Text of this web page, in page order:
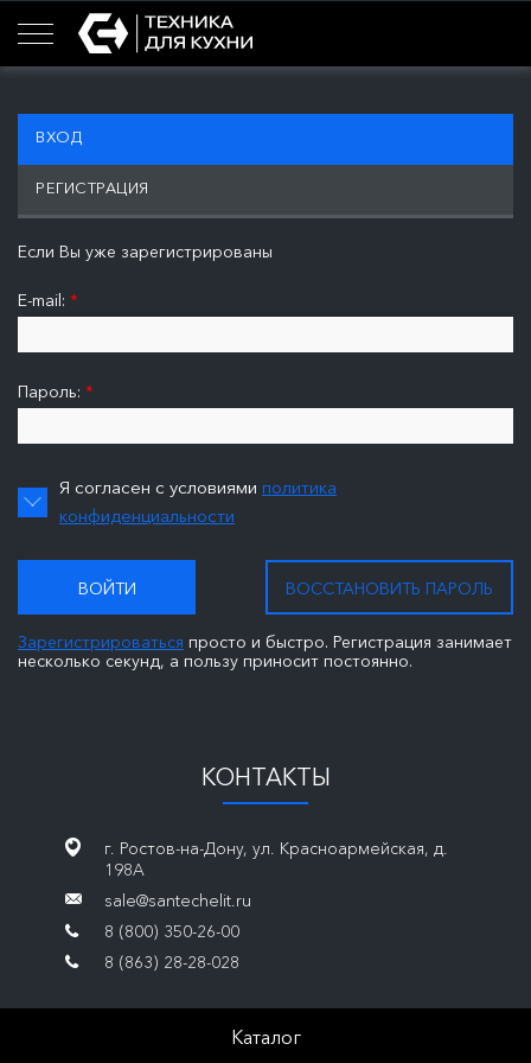
ВХОД
РЕГИСТРАЦИЯ
Если Вы уже зарегистрированы
E-mail: *
Пароль: *
Я согласен с условиями политика
конфиденциальности
ВОЙТИ ВОССТАНОВИТЬ ПАРОЛЬ
Зарегистрироваться просто и быстро. Регистрация занимает
несколько секунд, а пользу приносит постоянно.
КОНТАКТЫ
г. Ростов-на-Дону, ул. Красноармейская, д.
198А
sale@santechelit.ru
8 (800) 350-26-00
8 (863) 28-28-028
Каталог